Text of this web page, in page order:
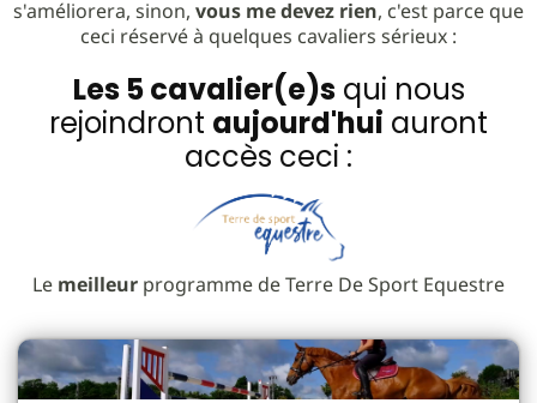
s'améliorera, sinon, vous me devez rien, c'est parce que
ceci réservé à quelques cavaliers sérieux :
Les 5 cavalier(e)squi nous
rejoindront aujourd'hui auront
accès ceci :
Le meilleur programme de Terre De Sport Equestre